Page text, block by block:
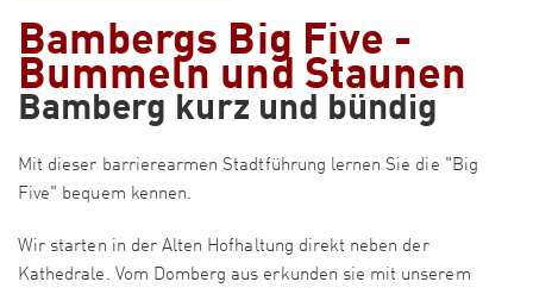
Bambergs Big Five -
Bummeln und Staunen
Bamberg kurz und bündig
Mit dieser barrierearmen Stadtführung lernen Sie die "Big
Five" bequem kennen.
Wir starten in der Alten Hofhaltung direkt neben der
Kathedrale. Vom Domberg aus erkunden sie mit unserem